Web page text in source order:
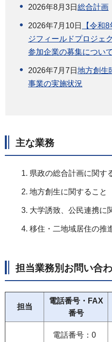
2026年8月3日 総合計画
2026年7月10日
【令和
ジフィールドプロジェ
参加企業の募集について
2026年7月7日 地方創生
事業の実施状況
主な業務
県政の総合計画に関す
地方創生に関すること
大学誘致、公民連携に
移住・二地域居住の推
担当業務別お問い合
担当
電話番号・FAX
番号
電話番号：0